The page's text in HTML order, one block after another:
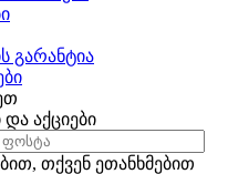
გარანტია
აქციები
თქვენ ეთანხმებით